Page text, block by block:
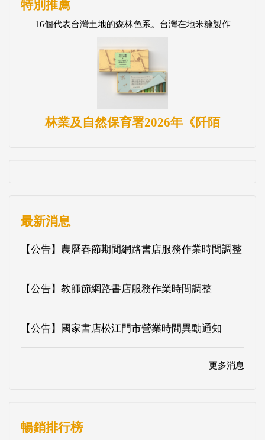
特別推薦
16個代表台灣土地的森林色系。台灣在地米糠製作
林業及自然保育署2026年《阡陌
最新消息
【公告】農曆春節期間網路書店服務作業時間調整
【公告】教師節網路書店服務作業時間調整
【公告】國家書店松江門市營業時間異動通知
更多消息
暢銷排行榜